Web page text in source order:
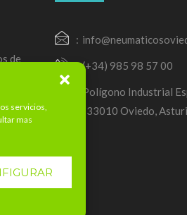
servicios,
mas
de
(+34) 985 98 57 00
Polígono Industrial
3, 33010 Oviedo,